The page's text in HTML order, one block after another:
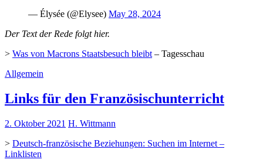
— Élysée (@Elysee) May 28, 2024
Der Text der Rede folgt hier.
> Was von Macrons Staatsbesuch bleibt – Tagesschau
Allgemein
Links für den Französischunterricht
2. Oktober 2021 H. Wittmann
> Deutsch-französische Beziehungen: Suchen im Internet –
Linklisten